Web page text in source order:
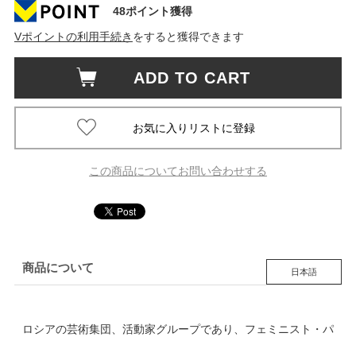
48ポイント獲得
Vポイントの利用手続き をすると獲得できます
ADD TO CART
この商品についてお問い合わせする
商品について 日本語
ロシアの芸術集団、活動家グループであり、フェミニスト・パ